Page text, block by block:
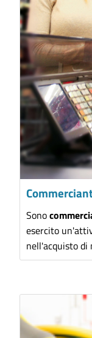
Sono
esercito
nell'acquisto di